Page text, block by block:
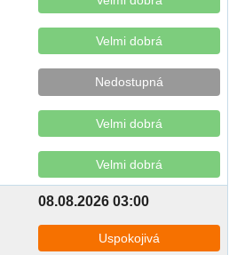
Velmi dobrá
Nedostupná
Velmi dobrá
Velmi dobrá
08.08.2026 03:00
Uspokojivá